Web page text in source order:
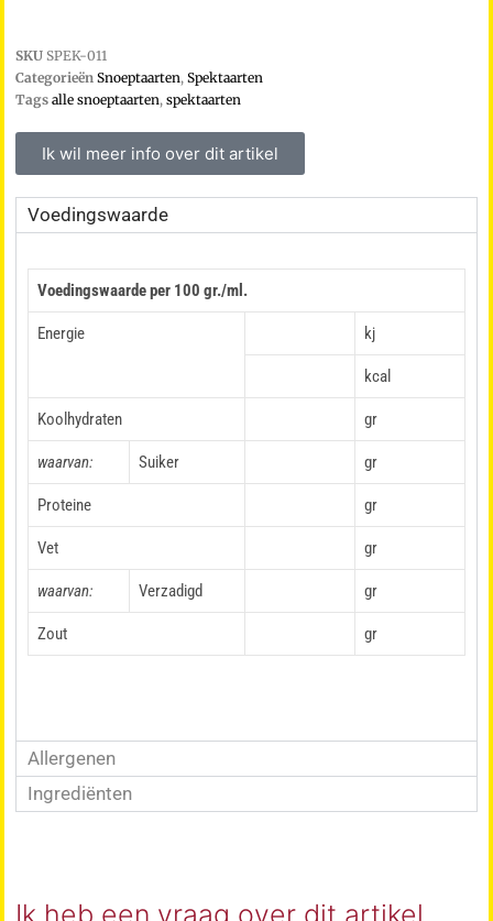
SKU SPEK-011
Categorieën Snoeptaarten, Spektaarten
Tags alle snoeptaarten, spektaarten
Ik wil meer info over dit artikel
Voedingswaarde
Voedingswaarde per 100 gr./ml.
Energie kj
kcal
Koolhydraten gr
waarvan: Suiker gr
Proteine gr
Vet gr
waarvan: Verzadigd gr
Zout gr
Allergenen
Ingrediënten